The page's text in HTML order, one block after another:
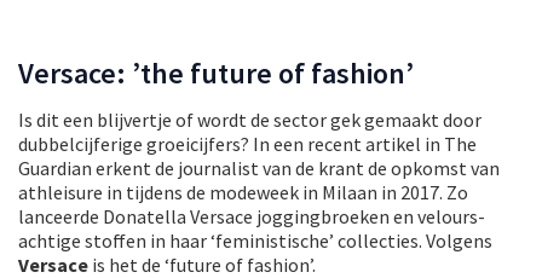
Versace: ’the future of fashion’
Is dit een blijvertje of wordt de sector gek gemaakt door
dubbelcijferige groeicijfers? In een recent artikel in The
Guardian erkent de journalist van de krant de opkomst van
athleisure in tijdens de modeweek in Milaan in 2017. Zo
lanceerde Donatella Versace joggingbroeken en velours-
achtige stoffen in haar ‘feministische’ collecties. Volgens
Versace is het de ‘future of fashion’.